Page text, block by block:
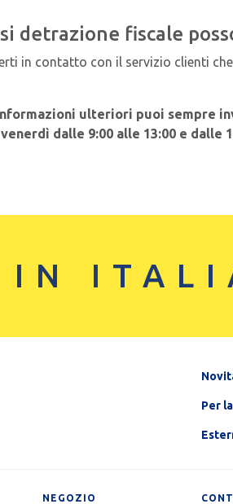
detrazione fiscale
in contatto con il servizio clienti
ulteriori puoi sempre
dalle 9:00 alle 13:00 e dalle
IN
Per
NEGOZIO